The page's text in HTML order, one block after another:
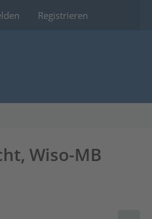
Registrieren
Wiso-MB